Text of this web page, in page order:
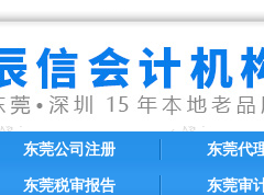
东莞公司注册
东莞税审报告
东莞代
东莞审